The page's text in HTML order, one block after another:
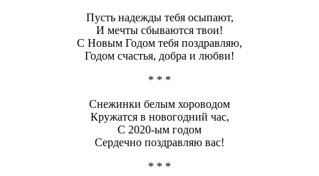
Пусть надежды тебя осыпают,
И мечты сбываются твои!
С Новым Годом тебя поздравляю,
Годом счастья, добра и любви!
* * *
Снежинки белым хороводом
Кружатся в новогодний час,
С 2020-ым годом
Сердечно поздравляю вас!
* * *